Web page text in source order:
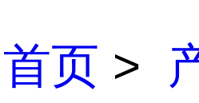
首页 >